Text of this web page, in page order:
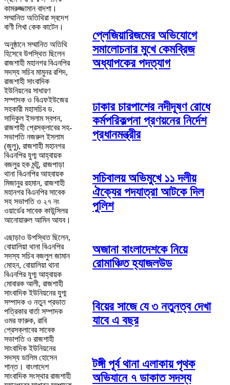
কামরুজ্জামান বাদশা।
সম্মানিত অতিথিরা স্বদেশ
বাণী লিখা কেক কাটেন।
অনুষ্ঠানে সম্মানিত অতিথি
হিসেবে উপস্থিত ছিলেন
রাজশাহী মহানগর বিএনপির
সদস্য সচিব মামুনর রশিদ,
রাজশাহী সাংবাদিক
ইউনিয়নের সাধারণ
সম্পাদক ও বিএফইউজের
সহকারী মহাসচিব ড.
সাদিকুল ইসলাম স্বপন,
রাজশাহী প্রেসক্লাবের সহ-
সভাপতি নজরুল ইসলাম
(জুলু), রাজশাহী মহানগর
বিএনপির যুগ্ম আহ্বায়ক
বজলুর হক মন্টু, রাজপাড়া
থানা বিএনপির আহবায়ক
মিজানুর রহমান, রাজশাহী
মহানগর বিএনপির সাবেক
সহ সভাপতি ও ২৭ নং
ওয়ার্ডের সাবেক কাউন্সিলর
আনোয়ারুল আমিন আযব।
এছাড়াও উপস্থিত ছিলেন,
বোয়ালিয়া থানা বিএনপির
সদস্য সচিব বজলুল জামান
মোহন, বোয়ালিয়া থানা
বিএনপির যুগ্ম আহ্বায়ক
মোবারক আলী, রাজশাহী
সাংবাদিক ইউনিয়নের যুগ্ম
সম্পাদক ও নতুন প্রভাত
পত্রিকার বার্তা সম্পাদক
ওমর ফারুক, রাবি
প্রেসক্লাবের সাবেক
সভাপতি ও রাজশাহী
সাংবাদিক ইউনিয়নের
সদস্য ডালিম হোসেন
শান্ত। বাংলাদেশ
সাংবাদিক সংস্থার রাজশাহী
প্লেজিয়ারিজমের অভিযোগে
সমালোচনার মুখে কেমব্রিজ
অধ্যাপকের পদত্যাগ
ঢাকার চারপাশের নদীদূষণ রোধে
কর্মপরিকল্পনা প্রণয়নের নির্দেশ
প্রধানমন্ত্রীর
সচিবালয় অভিমুখে ১১ দলীয়
ঐক্যের পদযাত্রা আটকে দিল
পুলিশ
অজানা বাংলাদেশকে নিয়ে
রোমাঞ্চিত হ্যাজলউড
বিয়ের সাজে যে ৩ নতুনত্ব দেখা
যাবে এ বছর
টঙ্গী পূর্ব থানা এলাকায় পৃথক
অভিযানে ৭ ডাকাত সদস্য